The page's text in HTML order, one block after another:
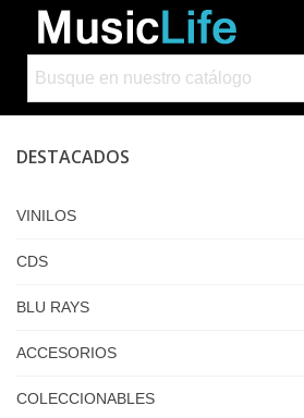
DESTACADOS
VINILOS
CDS
BLU RAYS
ACCESORIOS
COLECCIONABLES